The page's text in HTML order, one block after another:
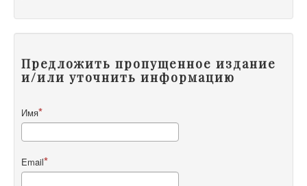
Предложить пропущенное издание
и/или уточнить информацию
Имя
Email